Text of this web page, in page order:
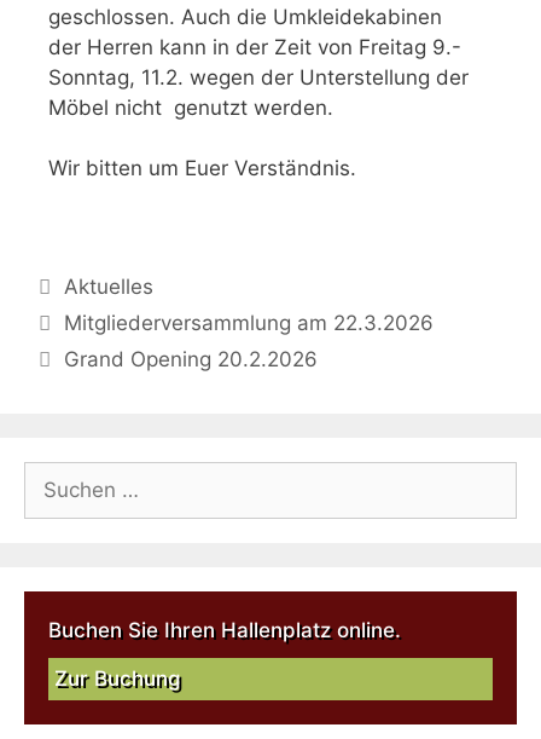
geschlossen. Auch die Umkleidekabinen
der Herren kann in der Zeit von Freitag 9.-
Sonntag, 11.2. wegen der Unterstellung der
Möbel nicht genutzt werden.
Wir bitten um Euer Verständnis.
Aktuelles
Mitgliederversammlung am 22.3.2026
Grand Opening 20.2.2026
Buchen Sie Ihren Hallenplatz online.
Zur Buchung